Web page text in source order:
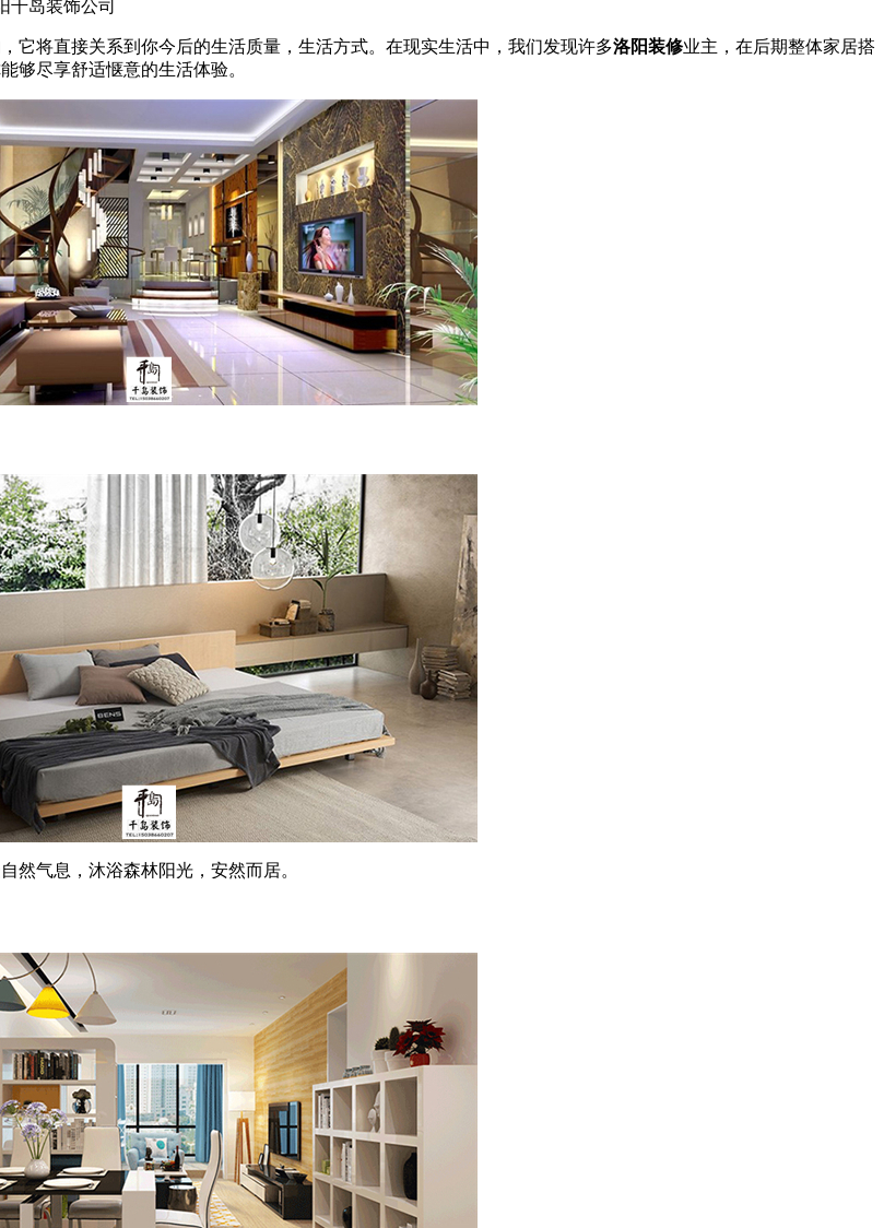
千岛装饰公司
它将直接关系到你今后的生活质量，生活方式。在现实生活中，我们发现许多洛阳装修业主，在后期整体家居搭
够尽享舒适惬意的生活体验。
气息，沐浴森林阳光，安然而居。